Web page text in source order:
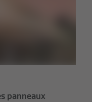
panneaux